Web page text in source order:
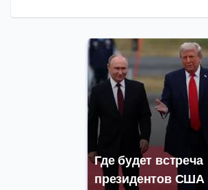
Где будет встреча
президентов США